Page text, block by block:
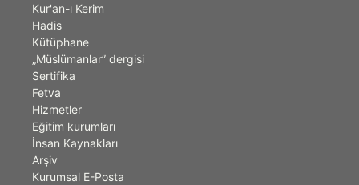
Kur'an-ı Kerim
Hadis
Kütüphane
„Müslümanlar” dergisi
Sertifika
Fetva
Hizmetler
Eğitim kurumları
İnsan Kaynakları
Arşiv
Kurumsal E-Posta